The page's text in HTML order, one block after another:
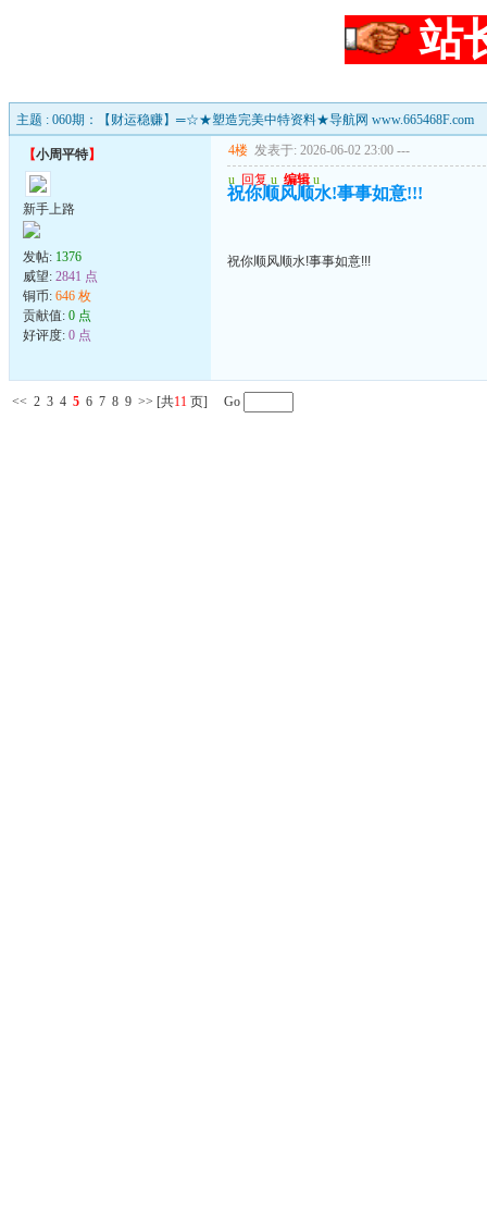
站
主题 : 060期：【财运稳赚】═☆★塑造完美中特资料★导航网 www.665468F.com
【小周平特】
新手上路
发帖: 1376
威望: 2841 点
铜币: 646 枚
贡献值: 0 点
好评度: 0 点
4楼 发表于: 2026-06-02 23:00 ---
u 回复 u 编辑 u
祝你顺风顺水!事事如意!!!
祝你顺风顺水!事事如意!!!
<< 2 3 4 5 6 7 8 9 >> [共11 页] Go